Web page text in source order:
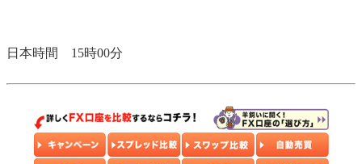
日本時間 15時00分